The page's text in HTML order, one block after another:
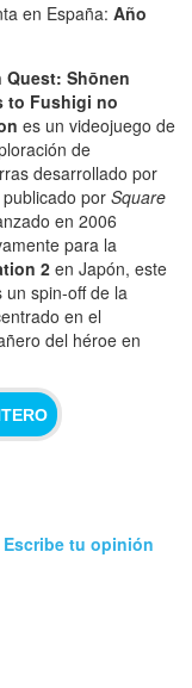
en España:Año
Quest: Shōnen
to Fushigi no
es un videojuego de
de
desarrollado por
publicado porSquare
en 2006
para la
2en Japón, este
un spin-off de la
en el
del héroe en
Escribe tu opinión